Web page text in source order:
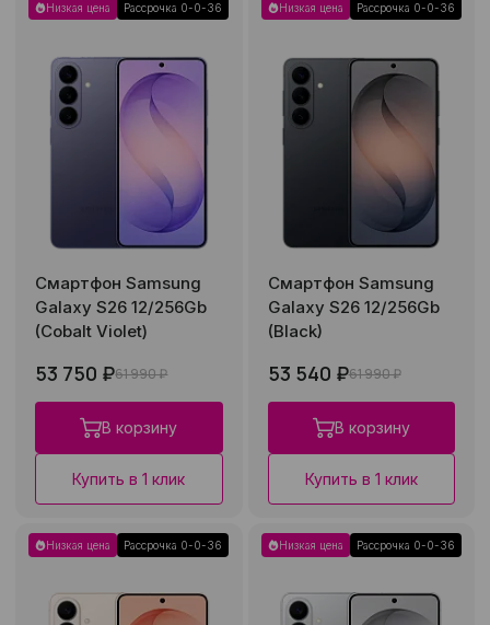
Низкая цена Рассрочка 0-0-36
Смартфон Samsung
Galaxy S26 12/256Gb
(Cobalt Violet)
53 750 ₽61 990 ₽
В корзину
Купить в 1 клик
Низкая цена Рассрочка 0-0-36
Смартфон Samsung
Galaxy S26 12/256Gb
(Black)
53 540 ₽61 990 ₽
В корзину
Купить в 1 клик
Низкая цена Рассрочка 0-0-36 Низкая цена Рассрочка 0-0-36